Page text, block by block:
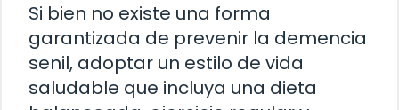
Si bien no existe una forma
garantizada de prevenir la demencia
senil, adoptar un estilo de vida
saludable que incluya una dieta